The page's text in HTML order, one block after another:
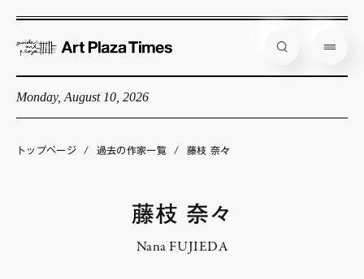
Monday, August 10, 2026
企画展情報
トップページ / 過去の作家一覧 / 藤枝 奈々
藤枝 奈々
Nana FUJIEDA